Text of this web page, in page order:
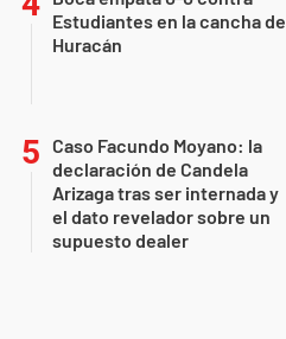
Estudiantes en la cancha de
Huracán
Caso Facundo Moyano: la
declaración de Candela
Arizaga tras ser internada y
el dato revelador sobre un
supuesto dealer